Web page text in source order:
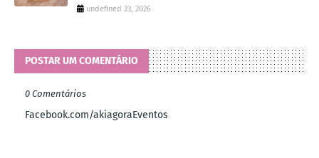
undefined 23, 2026
POSTAR UM COMENTÁRIO
0 Comentários
Facebook.com/akiagoraEventos